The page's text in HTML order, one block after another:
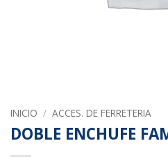
INICIO / ACCES. DE FERRETERIA
DOBLE ENCHUFE